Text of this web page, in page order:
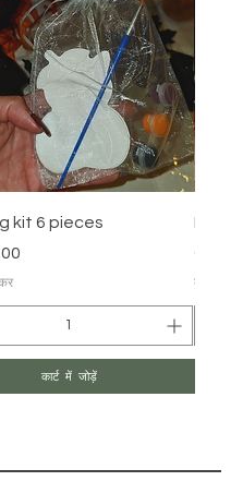
kit 6 pieces
कार्ट में जोड़ें
मूल्य
कर को